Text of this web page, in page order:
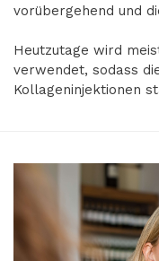
vorübergehend und
Heutzutage wird
verwendet, sodass
Kollageninjektionen